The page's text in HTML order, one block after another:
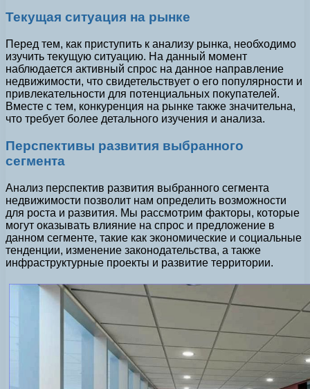
Текущая ситуация на рынке
Перед тем, как приступить к анализу рынка, необходимо
изучить текущую ситуацию. На данный момент
наблюдается активный спрос на данное направление
недвижимости, что свидетельствует о его популярности и
привлекательности для потенциальных покупателей.
Вместе с тем, конкуренция на рынке также значительна,
что требует более детального изучения и анализа.
Перспективы развития выбранного
сегмента
Анализ перспектив развития выбранного сегмента
недвижимости позволит нам определить возможности
для роста и развития. Мы рассмотрим факторы, которые
могут оказывать влияние на спрос и предложение в
данном сегменте, такие как экономические и социальные
тенденции, изменение законодательства, а также
инфраструктурные проекты и развитие территории.